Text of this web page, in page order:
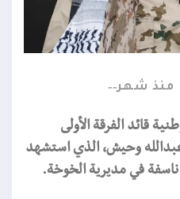
منذ شهر
قائد الفرقة الأولى
وحيش، الذي استشهد
ناسفة في مديرية الخوخة.